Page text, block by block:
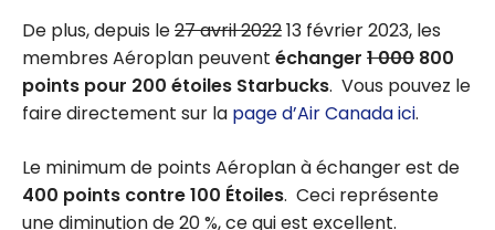
De plus, depuis le27 avril 202213 février 2023, les
membres Aéroplan peuvent échanger 1 000 800
points pour 200 étoiles Starbucks. Vous pouvez le
faire directement sur la page d’Air Canada ici.
Le minimum de points Aéroplan à échanger est de
400 points contre 100 Étoiles. Ceci représente
une diminution de 20 %, ce qui est excellent.